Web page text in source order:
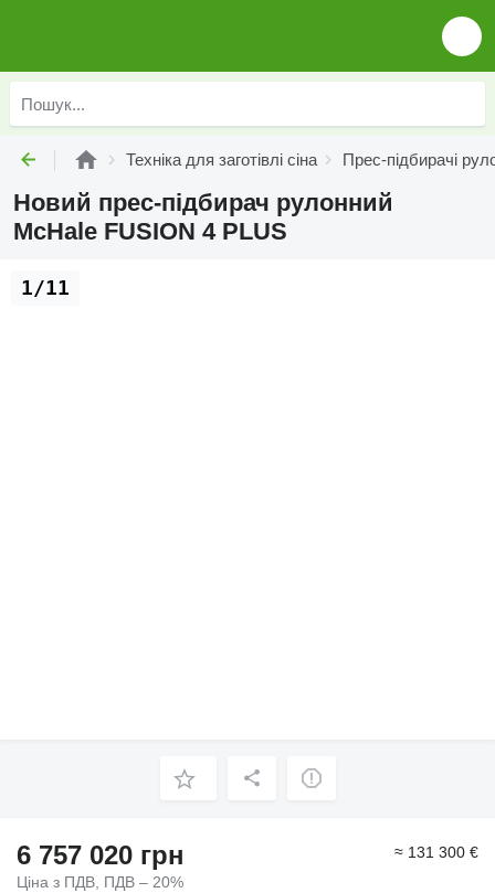
Техніка для заготівлі сіна Прес-підбирачі
Новий прес-підбирач рулонний
McHale FUSION 4 PLUS
1/11
6 757 020 грн
Ціна з ПДВ, ПДВ – 20%
≈ 131 300 €